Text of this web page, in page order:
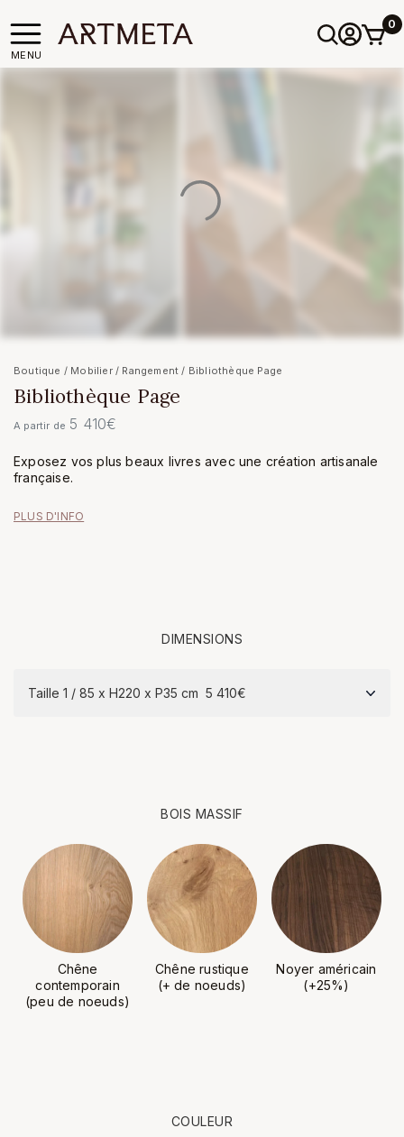
MENU
0
Boutique / Mobilier/ Rangement / Bibliothèque Page
Bibliothèque Page
A partir de 5 410€
Exposez vos plus beaux livres avec une création artisanale
française.
PLUS D'INFO
DIMENSIONS
BOIS MASSIF
Chêne
contemporain
(peu de noeuds)
Chêne rustique
(+ de noeuds)
Noyer américain
(+25%)
COULEUR